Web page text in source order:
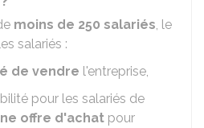
moins de 250 salariés, le
salariés :
de vendre l'entreprise,
pour les salariés de
offre d'achat pour